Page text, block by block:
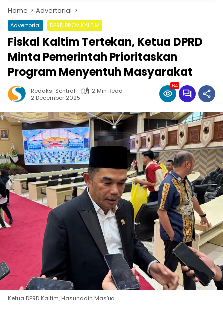
Home Advertorial
Advertorial DPRD PROV KALTIM
Fiskal Kaltim Tertekan, Ketua DPRD
Minta Pemerintah Prioritaskan
Program Menyentuh Masyarakat
Redaksi Sentral
2 Min Read
2 December 2025
64
Ketua DPRD Kaltim, Hasunddin Mas’ud